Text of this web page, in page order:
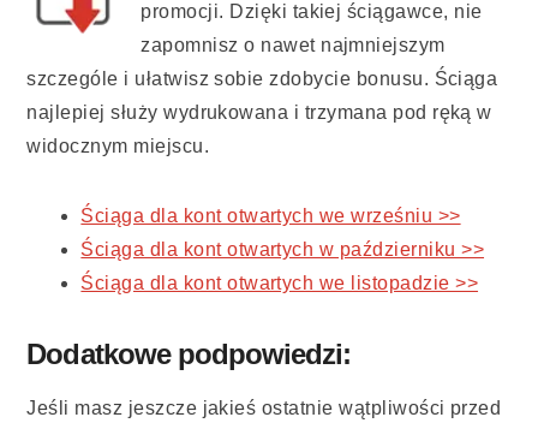
promocji. Dzięki takiej ściągawce, nie
zapomnisz o nawet najmniejszym
szczególe i ułatwisz sobie zdobycie bonusu. Ściąga
najlepiej służy wydrukowana i trzymana pod ręką w
widocznym miejscu.
Ściąga dla kont otwartych we wrześniu >>
Ściąga dla kont otwartych w październiku >>
Ściąga dla kont otwartych we listopadzie >>
Dodatkowe podpowiedzi:
Jeśli masz jeszcze jakieś ostatnie wątpliwości przed